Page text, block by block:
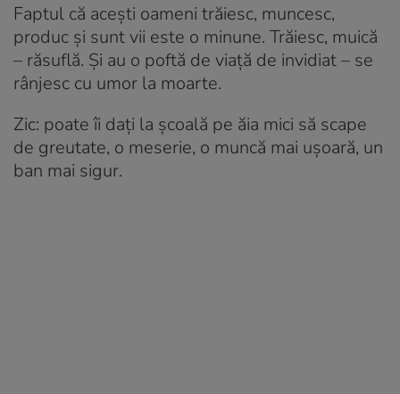
Faptul că acești oameni trăiesc, muncesc,
produc și sunt vii este o minune. Trăiesc, muică
– răsuflă. Și au o poftă de viață de invidiat – se
rânjesc cu umor la moarte.
Zic: poate îi dați la școală pe ăia mici să scape
de greutate, o meserie, o muncă mai ușoară, un
ban mai sigur.